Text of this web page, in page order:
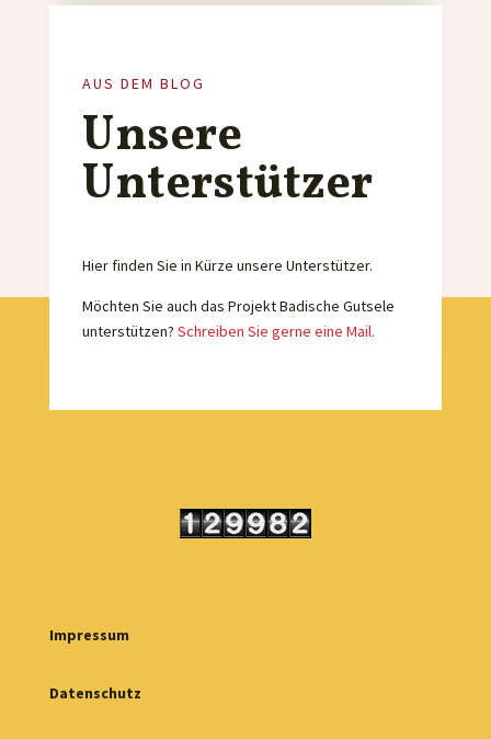
AUS DEM BLOG
Unsere
Unterstützer
Hier finden Sie in Kürze unsere Unterstützer.
Möchten Sie auch das Projekt Badische Gutsele
unterstützen? Schreiben Sie gerne eine Mail.
Impressum
Datenschutz